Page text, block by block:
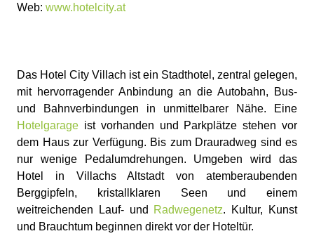
Web: www.hotelcity.at
Das Hotel City Villach ist ein Stadthotel, zentral gelegen,
mit hervorragender Anbindung an die Autobahn, Bus-
und Bahnverbindungen in unmittelbarer Nähe. Eine
Hotelgarage ist vorhanden und Parkplätze stehen vor
dem Haus zur Verfügung. Bis zum Drauradweg sind es
nur wenige Pedalumdrehungen. Umgeben wird das
Hotel in Villachs Altstadt von atemberaubenden
Berggipfeln, kristallklaren Seen und einem
weitreichenden Lauf- und Radwegenetz. Kultur, Kunst
und Brauchtum beginnen direkt vor der Hoteltür.